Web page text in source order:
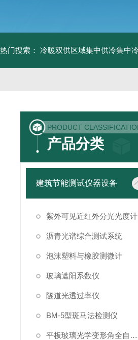
热门搜索： 冷暖双供区域集中供冷集中
PRODUCT
产品分类
建筑节能测试仪器设备
紫外可见近红外分光光度计
沥青光谱综合测试系统
泡沫塑料与橡胶测微计
玻璃遮阳系数仪
隧道光透过率仪
BM-5型斑马法检测仪
平板玻璃光学变形角全自动测试仪